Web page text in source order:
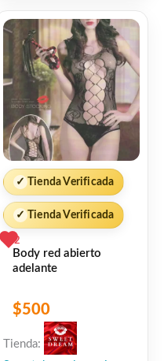
✓ Tienda Verificada
✓ Tienda Verificada
2
Body red abierto
adelante
$500
Tienda: